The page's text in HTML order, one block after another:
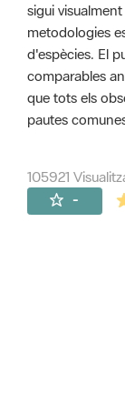
sigui
metodologies
d'espècies. El
comparables
que tots els
pautes
105921
-